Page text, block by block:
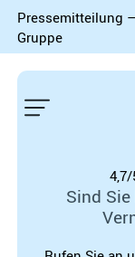
Pressemitteilung
Gruppe
Sind